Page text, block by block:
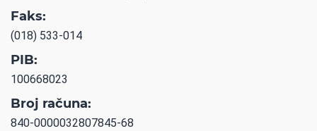
Faks:
(018) 533-014
PIB:
100668023
Broj računa:
840-0000032807845-68